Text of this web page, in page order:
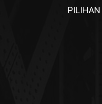
PILIHAN